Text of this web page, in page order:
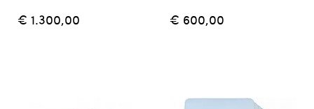
€ 1.300,00 € 600,00